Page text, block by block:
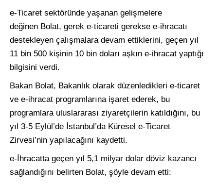
e-Ticaret sektöründe yaşanan gelişmelere
değinen Bolat, gerek e-ticareti gerekse e-ihracatı
destekleyen çalışmalara devam ettiklerini, geçen yıl
11 bin 500 kişinin 10 bin doları aşkın e-ihracat yaptığı
bilgisini verdi.
Bakan Bolat, Bakanlık olarak düzenledikleri e-ticaret
ve e-ihracat programlarına işaret ederek, bu
programlara uluslararası ziyaretçilerin katıldığını, bu
yıl 3-5 Eylül’de İstanbul’da Küresel e-Ticaret
Zirvesi’nin yapılacağını kaydetti.
e-İhracatta geçen yıl 5,1 milyar dolar döviz kazancı
sağlandığını belirten Bolat, şöyle devam etti: